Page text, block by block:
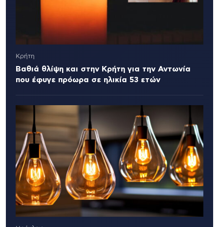
Κρήτη
Βαθιά θλίψη και στην Κρήτη για την Αντωνία
που έφυγε πρόωρα σε ηλικία 53 ετών